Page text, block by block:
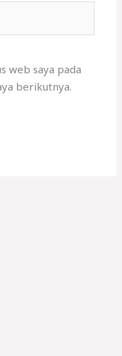
web saya pada
berikutnya.